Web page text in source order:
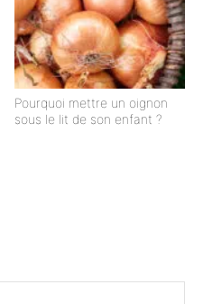
Pourquoi mettre un oignon
sous le lit de son enfant ?